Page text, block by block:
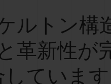
ルトン構
革新性が
しています